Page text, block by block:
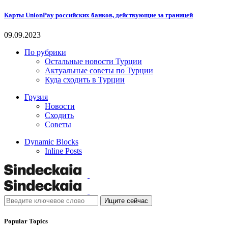
Карты UnionPay российских банков, действующие за границей
09.09.2023
По рубрики
Остальные новости Турции
Актуальные советы по Турции
Куда сходить в Турции
Грузия
Новости
Сходить
Советы
Dynamic Blocks
Inline Posts
Ищите сейчас
Popular Topics